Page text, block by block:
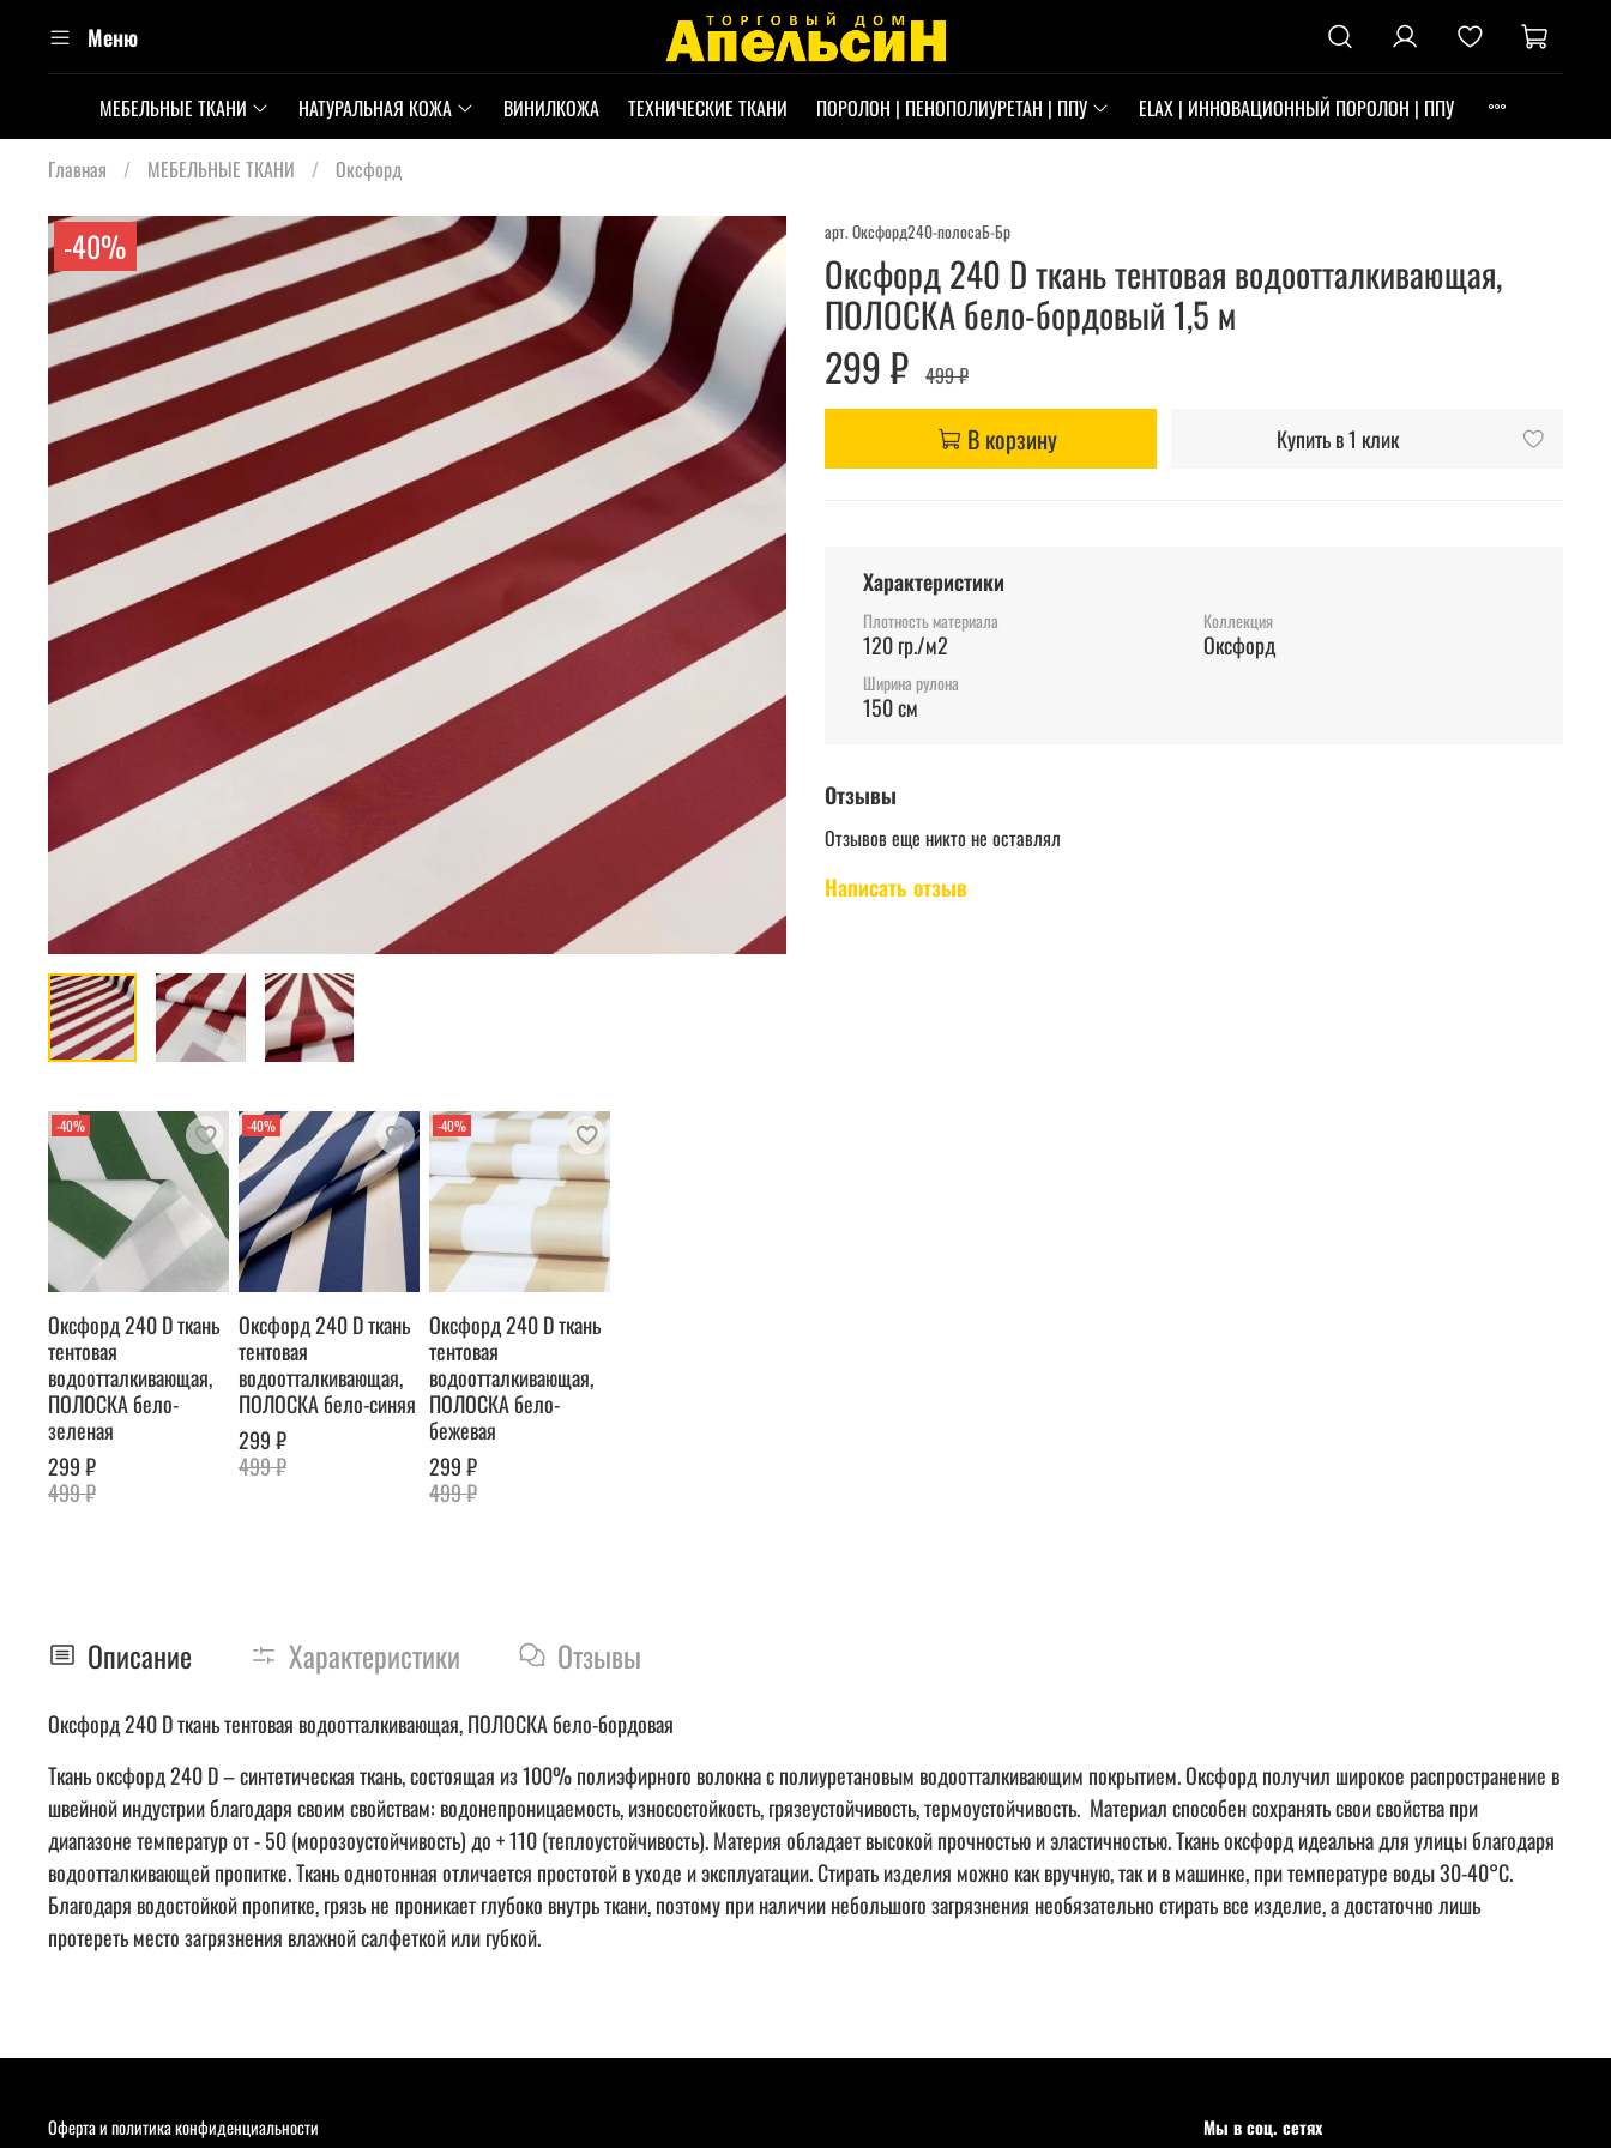
Меню
МЕБЕЛЬНЫЕ ТКАНИ НАТУРАЛЬНАЯ КОЖА ВИНИЛКОЖА ТЕХНИЧЕСКИЕ ТКАНИ ПОРОЛОН | ПЕНОПОЛИУРЕТАН | ППУ ELAX | ИННОВАЦИОННЫЙ ПОРОЛОН | ППУ
Главная МЕБЕЛЬНЫЕ ТКАНИ Оксфорд
-40% арт. Оксфорд240-полосаБ-Бр
Оксфорд 240 D ткань тентовая водоотталкивающая,
ПОЛОСКА бело-бордовый 1,5 м
299 ₽ 499 ₽
В корзину Купить в 1 клик
Характеристики
Плотность материала
120 гр./м2
Коллекция
Оксфорд
Ширина рулона
150 см
Отзывы
Отзывов еще никто не оставлял
Написать отзыв
-40%
Оксфорд 240 D ткань
тентовая
водоотталкивающая,
ПОЛОСКА бело-
зеленая
299 ₽
499 ₽
-40%
Оксфорд 240 D ткань
тентовая
водоотталкивающая,
ПОЛОСКА бело-синяя
299 ₽
499 ₽
-40%
Оксфорд 240 D ткань
тентовая
водоотталкивающая,
ПОЛОСКА бело-
бежевая
299 ₽
499 ₽
Описание Характеристики Отзывы
Оксфорд 240 D ткань тентовая водоотталкивающая, ПОЛОСКА бело-бордовая
Ткань оксфорд 240 D – синтетическая ткань, состоящая из 100% полиэфирного волокна с полиуретановым водоотталкивающим покрытием. Оксфорд получил широкое распространение в
швейной индустрии благодаря своим свойствам: водонепроницаемость, износостойкость, грязеустойчивость, термоустойчивость. Материал способен сохранять свои свойства при
диапазоне температур от - 50 (морозоустойчивость) до + 110 (теплоустойчивость). Материя обладает высокой прочностью и эластичностью. Ткань оксфорд идеальна для улицы благодаря
водоотталкивающей пропитке. Ткань однотонная отличается простотой в уходе и эксплуатации. Стирать изделия можно как вручную, так и в машинке, при температуре воды 30-40°С.
Благодаря водостойкой пропитке, грязь не проникает глубоко внутрь ткани, поэтому при наличии небольшого загрязнения необязательно стирать все изделие, а достаточно лишь
протереть место загрязнения влажной салфеткой или губкой.
Оферта и политика конфиденциальности Мы в соц. сетях